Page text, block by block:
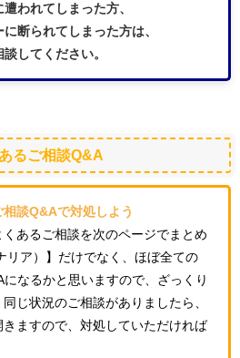
われてしまった方、
断られてしまった方は、
談してください。
るご相談Q&A
相談Q&Aで対処しよう
あるご相談を次のページでまとめ
リア）】だけでなく、ほぼ全ての
なるかと思いますので、ざっくり
じ状況のご相談がありましたら、
ますので、対処していただければ